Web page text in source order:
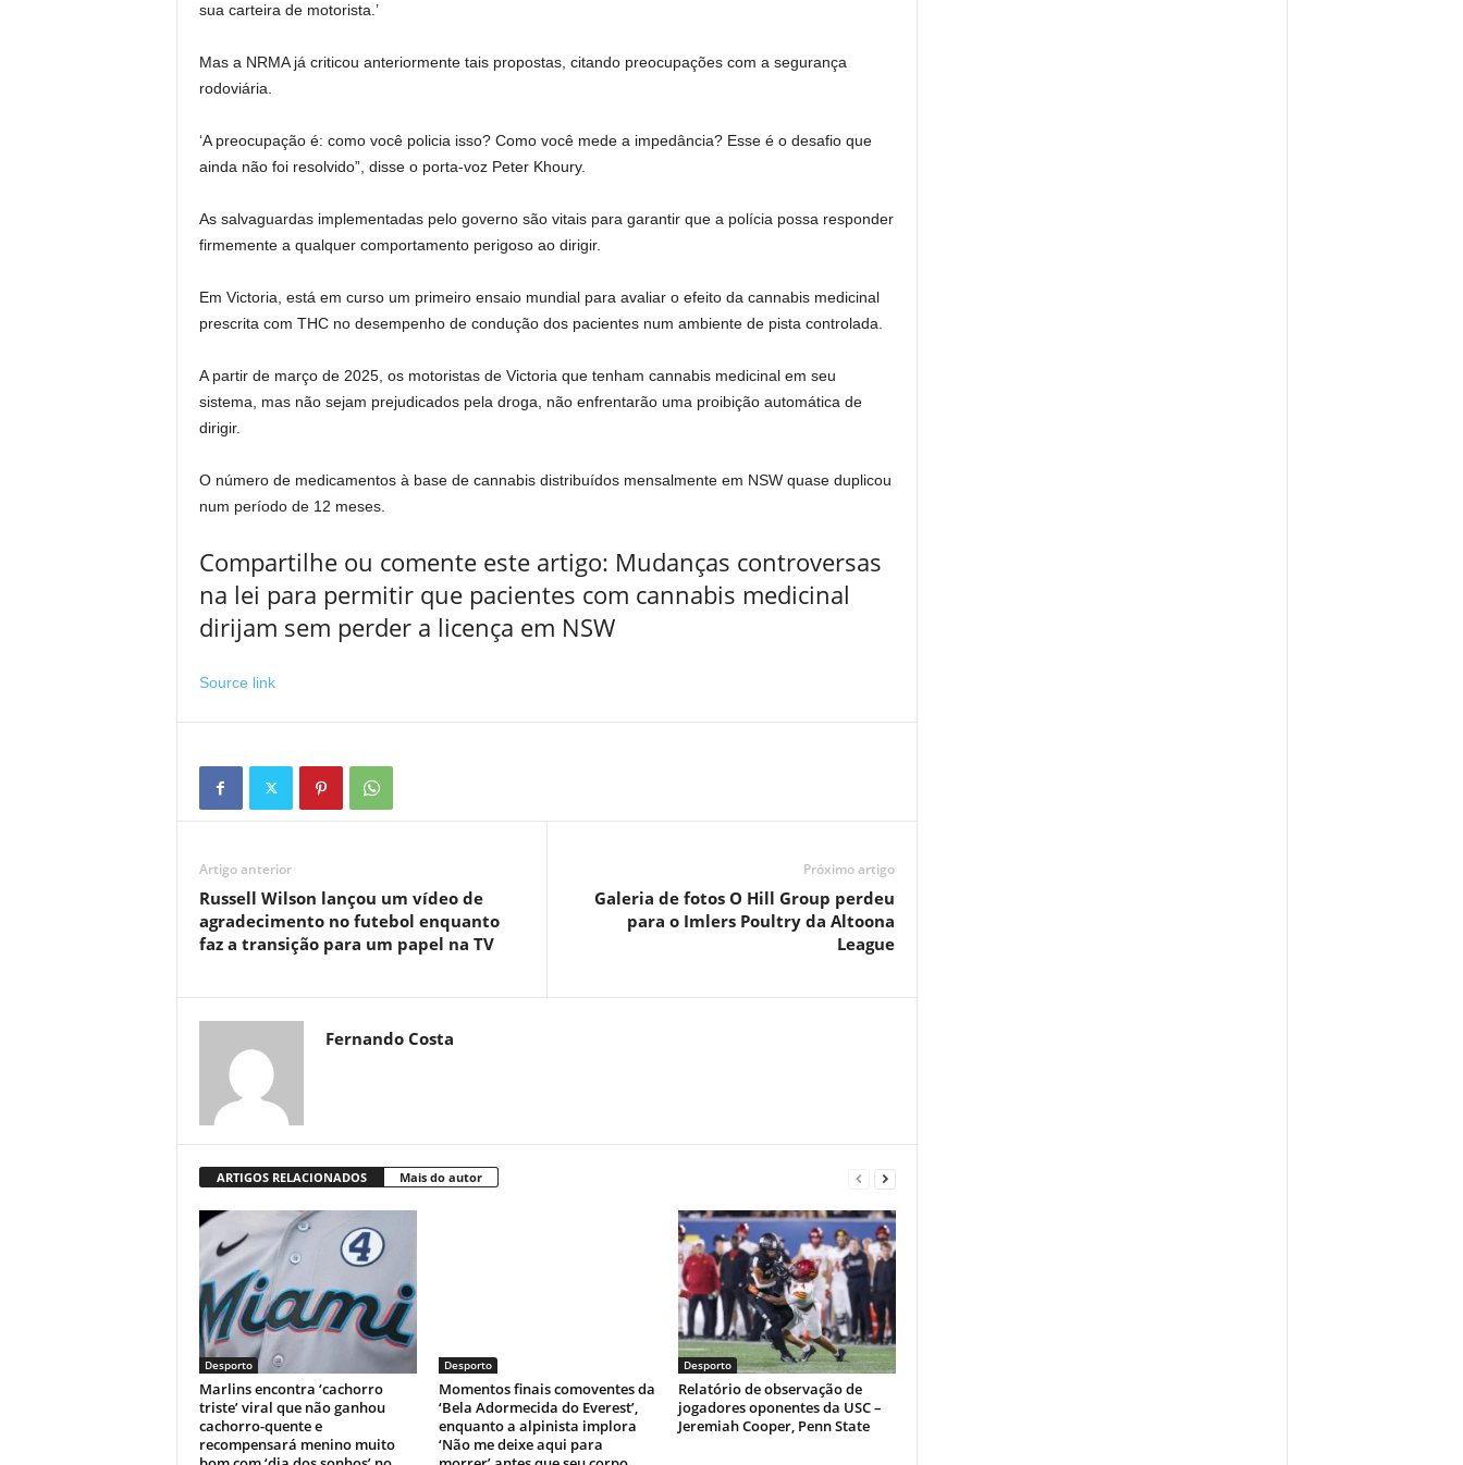
sua carteira de motorista.’
Mas a NRMA já criticou anteriormente tais propostas, citando preocupações com a segurança
rodoviária.
‘A preocupação é: como você policia isso? Como você mede a impedância? Esse é o desafio que
ainda não foi resolvido”, disse o porta-voz Peter Khoury.
As salvaguardas implementadas pelo governo são vitais para garantir que a polícia possa responder
firmemente a qualquer comportamento perigoso ao dirigir.
Em Victoria, está em curso um primeiro ensaio mundial para avaliar o efeito da cannabis medicinal
prescrita com THC no desempenho de condução dos pacientes num ambiente de pista controlada.
A partir de março de 2025, os motoristas de Victoria que tenham cannabis medicinal em seu
sistema, mas não sejam prejudicados pela droga, não enfrentarão uma proibição automática de
dirigir.
O número de medicamentos à base de cannabis distribuídos mensalmente em NSW quase duplicou
num período de 12 meses.
Compartilhe ou comente este artigo: Mudanças controversas
na lei para permitir que pacientes com cannabis medicinal
dirijam sem perder a licença em NSW
Source link
Artigo anterior
Russell Wilson lançou um vídeo de
agradecimento no futebol enquanto
faz a transição para um papel na TV
Próximo artigo
Galeria de fotos O Hill Group perdeu
para o Imlers Poultry da Altoona
League
Fernando Costa
ARTIGOS RELACIONADOS Mais do autor
Desporto
Marlins encontra ‘cachorro
triste’ viral que não ganhou
cachorro-quente e
recompensará menino muito
Desporto
Momentos finais comoventes da
‘Bela Adormecida do Everest’,
enquanto a alpinista implora
‘Não me deixe aqui para
Desporto
Relatório de observação de
jogadores oponentes da USC –
Jeremiah Cooper, Penn State